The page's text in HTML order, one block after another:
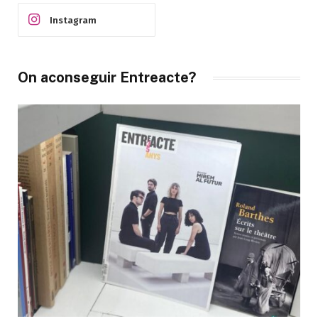
Instagram
On aconseguir Entreacte?